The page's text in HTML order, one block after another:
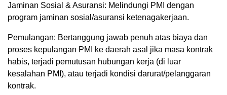
Jaminan Sosial & Asuransi: Melindungi PMI dengan
program jaminan sosial/asuransi ketenagakerjaan.
Pemulangan: Bertanggung jawab penuh atas biaya dan
proses kepulangan PMI ke daerah asal jika masa kontrak
habis, terjadi pemutusan hubungan kerja (di luar
kesalahan PMI), atau terjadi kondisi darurat/pelanggaran
kontrak.